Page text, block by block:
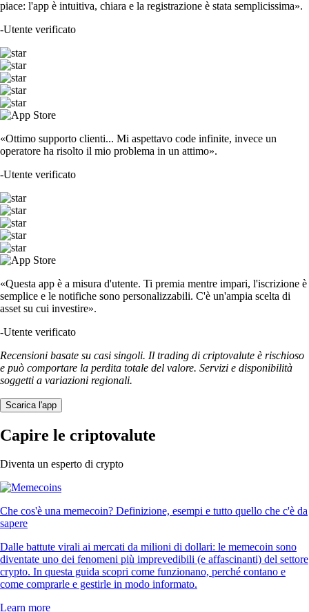
piace: l'app è intuitiva, chiara e la registrazione è stata semplicissima».
-Utente verificato
«Ottimo supporto clienti... Mi aspettavo code infinite, invece un
operatore ha risolto il mio problema in un attimo».
-Utente verificato
«Questa app è a misura d'utente. Ti premia mentre impari, l'iscrizione è
semplice e le notifiche sono personalizzabili. C'è un'ampia scelta di
asset su cui investire».
-Utente verificato
Recensioni basate su casi singoli. Il trading di criptovalute è rischioso
e può comportare la perdita totale del valore. Servizi e disponibilità
soggetti a variazioni regionali.
Scarica l'app
Capire le criptovalute
Diventa un esperto di crypto
Che cos'è una memecoin? Definizione, esempi e tutto quello che c'è da
sapere
Dalle battute virali ai mercati da milioni di dollari: le memecoin sono
diventate uno dei fenomeni più imprevedibili (e affascinanti) del settore
crypto. In questa guida scopri come funzionano, perché contano e
come comprarle e gestirle in modo informato.
Learn more